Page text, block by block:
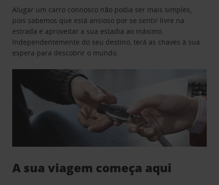
Alugar um carro connosco não podia ser mais simples,
pois sabemos que está ansioso por se sentir livre na
estrada e aproveitar a sua estadia ao máximo.
Independentemente do seu destino, terá as chaves à sua
espera para descobrir o mundo.
A sua viagem começa aqui